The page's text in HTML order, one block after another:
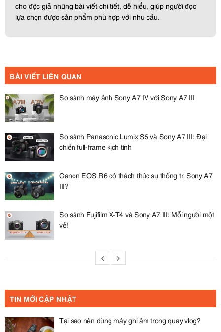
cho độc giả những bài viết chi tiết, dễ hiểu, giúp người đọc
lựa chọn được sản phẩm phù hợp với nhu cầu.
BÀI VIẾT LIÊN QUAN
So sánh máy ảnh Sony A7 IV với Sony A7 III
So sánh Panasonic Lumix S5 và Sony A7 III: Đại
chiến full-frame kịch tính
Canon EOS R6 có thách thức sự thống trị Sony A7
III?
So sánh Fujifilm X-T4 và Sony A7 III: Mỗi người một
vẻ!
TIN MỚI CẬP NHẬT
Tại sao nên dùng máy ghi âm trong quay vlog?